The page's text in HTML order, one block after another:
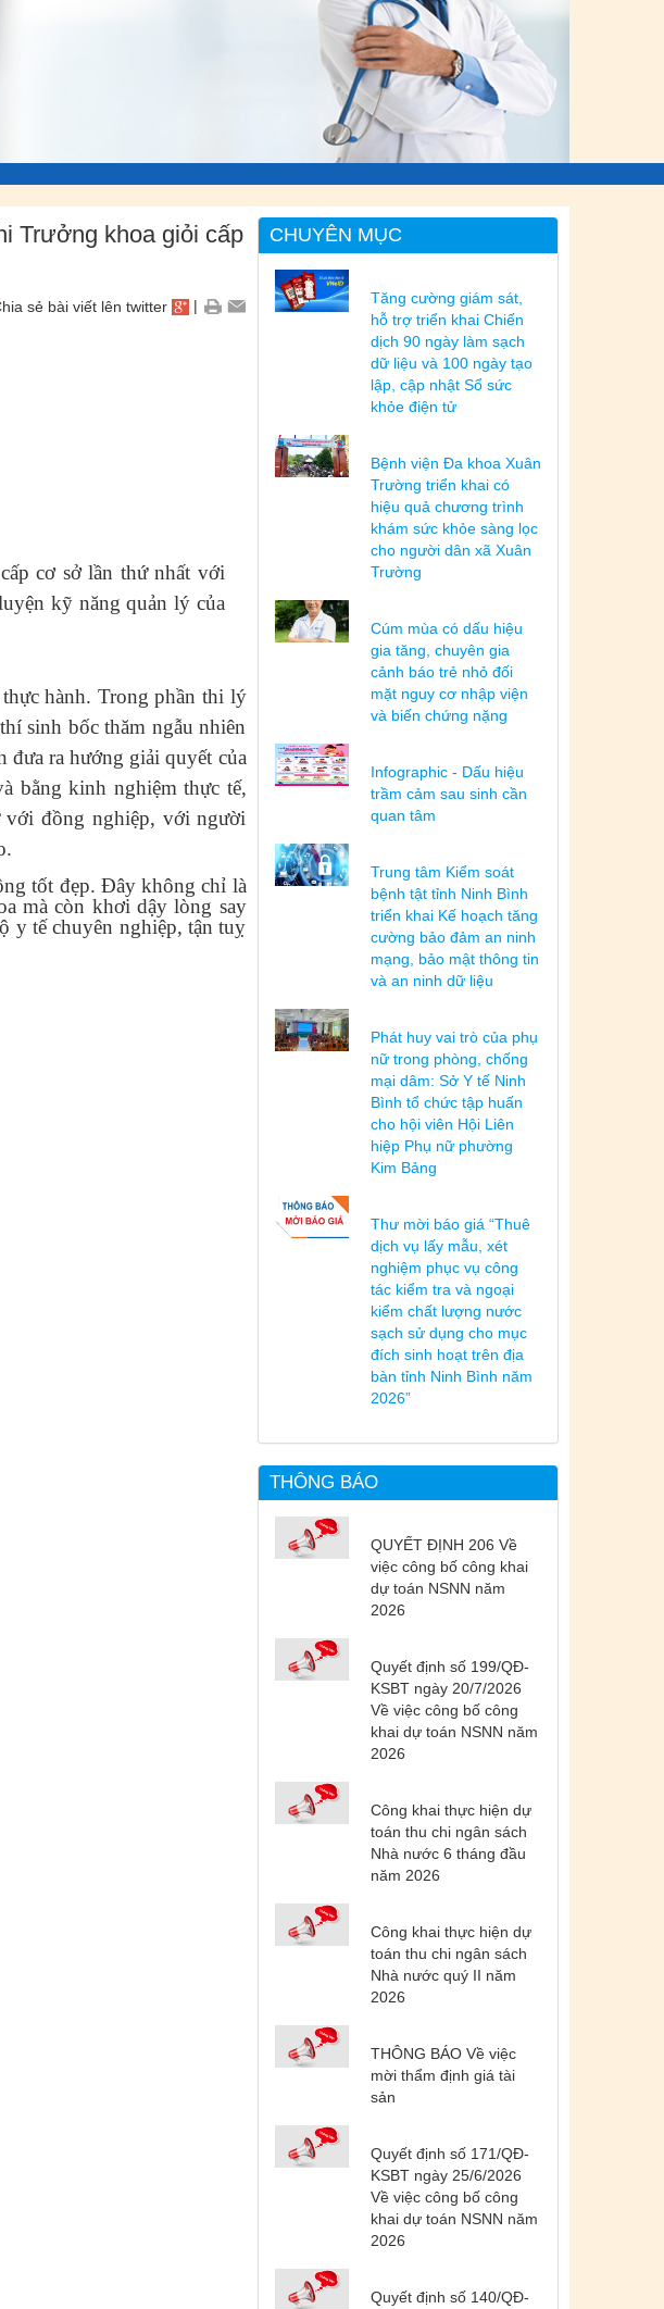
Trưởng khoa giỏi cấp
|
cơ sở lần thứ nhất với
kỹ năng quản lý của
hành. Trong phần thi lý
sinh bốc thăm ngẫu nhiên
ra hướng giải quyết của
bằng kinh nghiệm thực tế,
đồng nghiệp, với người
tốt đẹp. Đây không chỉ là
mà còn khơi dậy lòng say
y tế chuyên nghiệp, tận tuỵ
CHUYÊN MỤC
Tăng cường giám sát,
hỗ trợ triển khai Chiến
dịch 90 ngày làm sạch
dữ liệu và 100 ngày tạo
lập, cập nhật Sổ sức
khỏe điện tử
Bệnh viện Đa khoa Xuân
Trường triển khai có
hiệu quả chương trình
khám sức khỏe sàng lọc
cho người dân xã Xuân
Trường
Cúm mùa có dấu hiệu
gia tăng, chuyên gia
cảnh báo trẻ nhỏ đối
mặt nguy cơ nhập viện
và biến chứng nặng
Infographic - Dấu hiệu
trầm cảm sau sinh cần
quan tâm
Trung tâm Kiểm soát
bệnh tật tỉnh Ninh Bình
triển khai Kế hoạch tăng
cường bảo đảm an ninh
mạng, bảo mật thông tin
và an ninh dữ liệu
Phát huy vai trò của phụ
nữ trong phòng, chống
mại dâm: Sở Y tế Ninh
Bình tổ chức tập huấn
cho hội viên Hội Liên
hiệp Phụ nữ phường
Kim Bảng
Thư mời báo giá “Thuê
dịch vụ lấy mẫu, xét
nghiệm phục vụ công
tác kiểm tra và ngoại
kiểm chất lượng nước
sạch sử dụng cho mục
đích sinh hoạt trên địa
bàn tỉnh Ninh Bình năm
2026”
THÔNG BÁO
QUYẾT ĐỊNH 206 Về
việc công bố công khai
dự toán NSNN năm
2026
Quyết định số 199/QĐ-
KSBT ngày 20/7/2026
Về việc công bố công
khai dự toán NSNN năm
2026
Công khai thực hiện dự
toán thu chi ngân sách
Nhà nước 6 tháng đầu
năm 2026
Công khai thực hiện dự
toán thu chi ngân sách
Nhà nước quý II năm
2026
THÔNG BÁO Về việc
mời thẩm định giá tài
sản
Quyết định số 171/QĐ-
KSBT ngày 25/6/2026
Về việc công bố công
khai dự toán NSNN năm
2026
Quyết định số 140/QĐ-
Tên:(DANH SÁCH CÁC ĐỊA
PHƯƠNG ĐANG THỰC HIỆN CÁCH
LY XÃ HỘI VÀ GIÃN CÁCH XÃ HỘI
TÍNH ĐẾN 17H NGÀY 25/7/2021)
Ngày ban hành: (26/07/2021)